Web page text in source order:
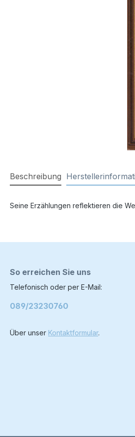
Beschreibung
Seine Erzählungen reflektieren die
So erreichen Sie uns
Telefonisch oder per E-Mail:
089/23230760
Über unser Kontaktformular.